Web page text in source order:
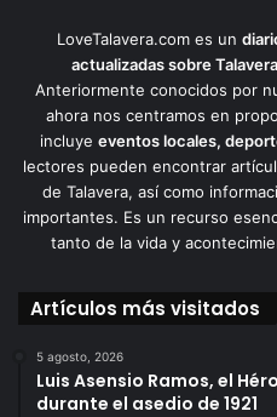
LoveTalavera.com es un
actualizadas sobre
Anteriormente conocidos por
ahora nos centramos en
incluye eventos locales,
lectores pueden encontrar
de Talavera, así como
importantes. Es un recurso
tanto de la vida y
Artículos más visitados
5 agosto, 2026
Luis Asensio Ramos, el
durante el asedio de 1921